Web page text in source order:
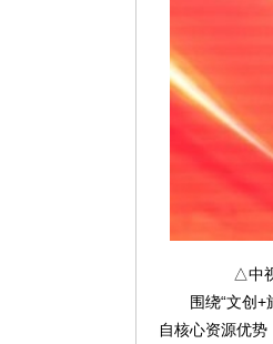
△中
围绕“文创
自核心资源优势